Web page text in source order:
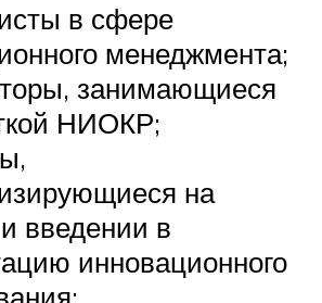
в сфере
менеджмента;
занимающиеся
НИОКР;
на
введении в
инновационного